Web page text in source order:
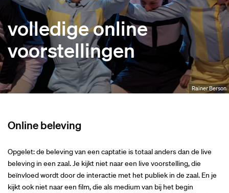
Rainer Berson
volledige online
voorstellingen
Online beleving
Opgelet: de beleving van een captatie is totaal anders dan de live
beleving in een zaal. Je kijkt niet naar een live voorstelling, die
beïnvloed wordt door de interactie met het publiek in de zaal. En je
kijkt ook niet naar een film, die als medium van bij het begin